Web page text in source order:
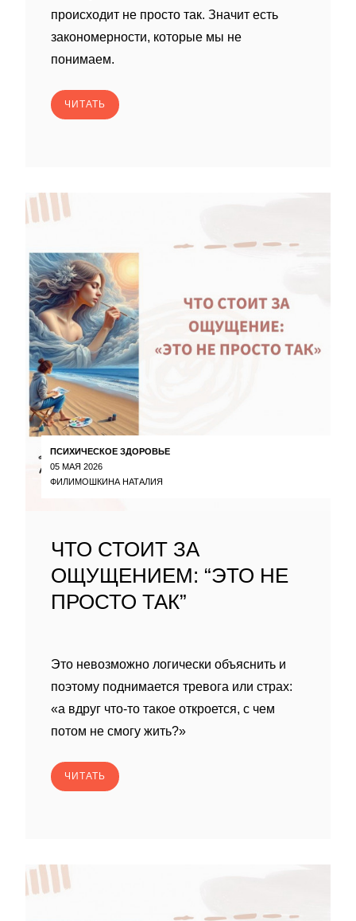
происходит не просто так. Значит есть
закономерности, которые мы не
понимаем.
ЧИТАТЬ
ПСИХИЧЕСКОЕ ЗДОРОВЬЕ
05 МАЯ 2026
ФИЛИМОШКИНА НАТАЛИЯ
ЧТО СТОИТ ЗА
ОЩУЩЕНИЕМ: “ЭТО НЕ
ПРОСТО ТАК”
Это невозможно логически объяснить и
поэтому поднимается тревога или страх:
«а вдруг что-то такое откроется, с чем
потом не смогу жить?»
ЧИТАТЬ